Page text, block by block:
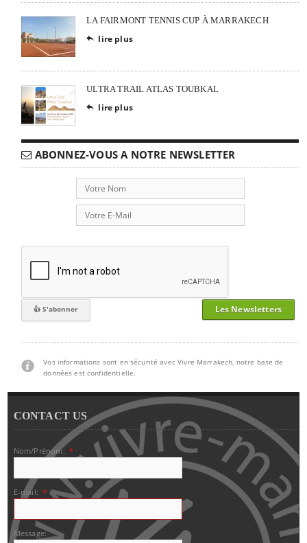
LA FAIRMONT TENNIS CUP À MARRAKECH
 lire plus
ULTRA TRAIL ATLAS TOUBKAL
 lire plus
ABONNEZ-VOUS A NOTRE NEWSLETTER
Les Newsletters
Vos informations sont en sécurité avec Vivre Marrakech, notre base de
données est confidentielle.
CONTACT US
Nom/Prénom: *
E-mail: *
Message: